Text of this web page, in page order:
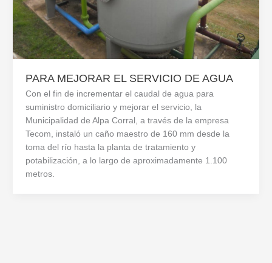
PARA MEJORAR EL SERVICIO DE AGUA
Con el fin de incrementar el caudal de agua para
suministro domiciliario y mejorar el servicio, la
Municipalidad de Alpa Corral, a través de la empresa
Tecom, instaló un caño maestro de 160 mm desde la
toma del río hasta la planta de tratamiento y
potabilización, a lo largo de aproximadamente 1.100
metros.